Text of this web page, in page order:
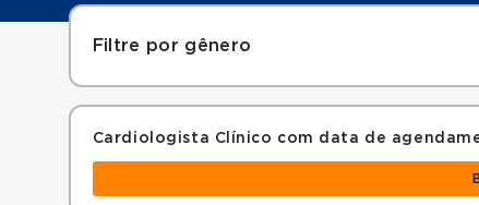
Filtre por gênero
Cardiologista Clínico com data de